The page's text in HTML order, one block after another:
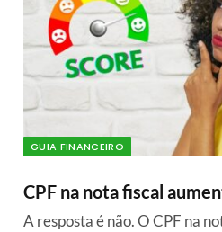
GUIA FINANCEIRO
CPF na nota fiscal
A resposta é não. O CPF na